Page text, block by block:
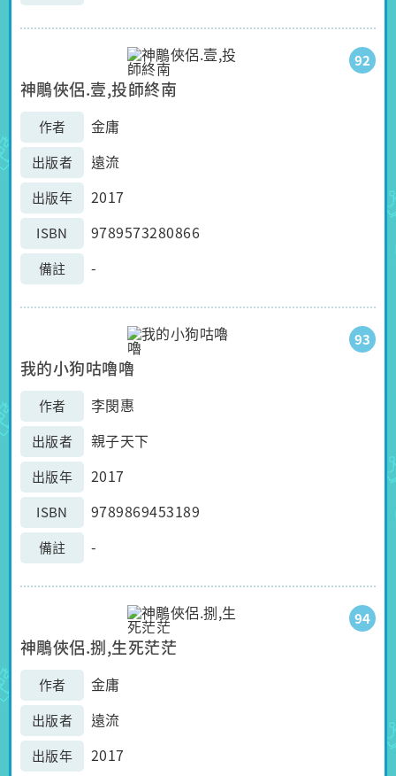
92
神鵰俠侶.壹,投師終南
作者 金庸
出版者 遠流
出版年 2017
ISBN 9789573280866
備註 -
93
我的小狗咕嚕嚕
作者 李閔惠
出版者 親子天下
出版年 2017
ISBN 9789869453189
備註 -
94
神鵰俠侶.捌,生死茫茫
作者 金庸
出版者 遠流
出版年 2017